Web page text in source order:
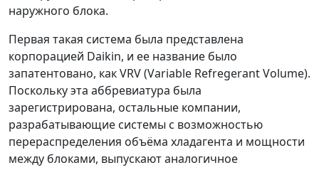
наружного блока.
Первая такая система была представлена
корпорацией Daikin, и ее название было
запатентовано, как VRV (Variable Refregerant Volume).
Поскольку эта аббревиатура была
зарегистрирована, остальные компании,
разрабатывающие системы с возможностью
перераспределения объёма хладагента и мощности
между блоками, выпускают аналогичное